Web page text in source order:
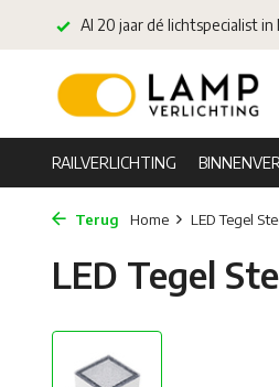
Al 20 jaar dé lichtspecialist
RAILVERLICHTING
Terug Home LED Tegel
LED Tegel